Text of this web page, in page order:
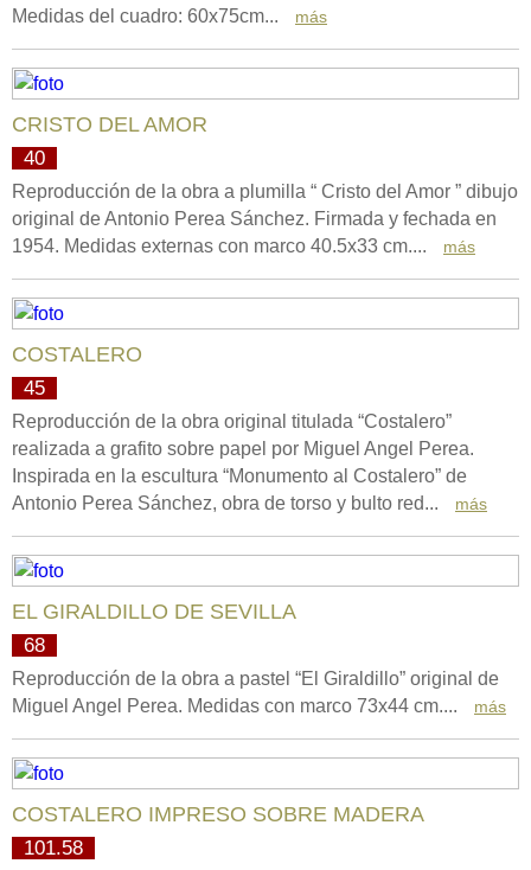
Medidas del cuadro: 60x75cm...
más
CRISTO DEL AMOR
40
Reproducción de la obra a plumilla “ Cristo del Amor ” dibujo
original de Antonio Perea Sánchez. Firmada y fechada en
1954. Medidas externas con marco 40.5x33 cm....
más
COSTALERO
45
Reproducción de la obra original titulada “Costalero”
realizada a grafito sobre papel por Miguel Angel Perea.
Inspirada en la escultura “Monumento al Costalero” de
Antonio Perea Sánchez, obra de torso y bulto red...
más
EL GIRALDILLO DE SEVILLA
68
Reproducción de la obra a pastel “El Giraldillo” original de
Miguel Angel Perea. Medidas con marco 73x44 cm....
más
COSTALERO IMPRESO SOBRE MADERA
101.58